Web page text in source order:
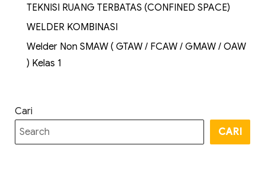
TEKNISI RUANG TERBATAS (CONFINED SPACE)
WELDER KOMBINASI
Welder Non SMAW ( GTAW / FCAW / GMAW / OAW
) Kelas 1
Cari
CARI